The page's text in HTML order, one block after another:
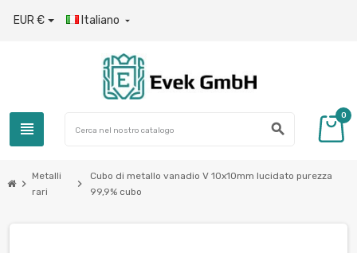
EUR € Italiano 
view_headline search
0
chevron_right
Metalli
rari
chevron_right
Cubo di metallo vanadio V 10x10mm lucidato purezza
99,9% cubo